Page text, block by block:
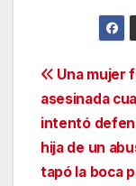
de
Una mujer
asesinada
intentó
hija de un
tapó la boca